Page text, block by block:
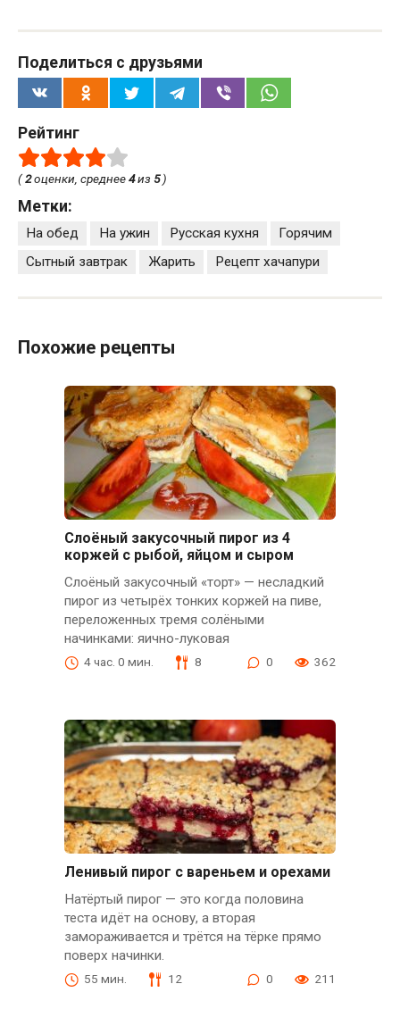
Поделиться с друзьями
Рейтинг
(2оценки, среднее4из 5)
Метки:
На обед На ужин Русская кухня
Горячим
Сытный завтрак
Жарить Рецепт хачапури
Похожие рецепты
Слоёный закусочный пирог из 4
коржей с рыбой, яйцом и сыром
Слоёный закусочный «торт» — несладкий
пирог из четырёх тонких коржей на пиве,
переложенных тремя солёными
начинками: яично-луковая
4 час. 0 мин. 8 0 362
Ленивый пирог с вареньем и орехами
Натёртый пирог — это когда половина
теста идёт на основу, а вторая
замораживается и трётся на тёрке прямо
поверх начинки.
55 мин. 12 0 211